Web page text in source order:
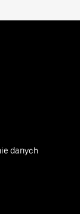
danych